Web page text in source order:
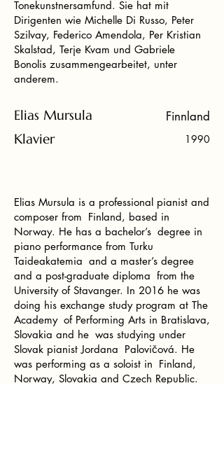
Tonekunstnersamfund. Sie hat mit
Dirigenten wie Michelle Di Russo, Peter
Szilvay, Federico Amendola, Per Kristian
Skalstad, Terje Kvam und Gabriele
Bonolis zusammengearbeitet, unter
anderem.
Elias Mursula Finnland
Klavier 1990
Elias Mursula is a professional pianist and
composer from Finland, based in
Norway. He has a bachelor’s degree in
piano performance from Turku
Taideakatemia and a master’s degree
and a post-graduate diploma from the
University of Stavanger. In 2016 he was
doing his exchange study program at The
Academy of Performing Arts in Bratislava,
Slovakia and he was studying under
Slovak pianist Jordana Palovičová. He
was performing as a soloist in Finland,
Norway, Slovakia and Czech Republic.